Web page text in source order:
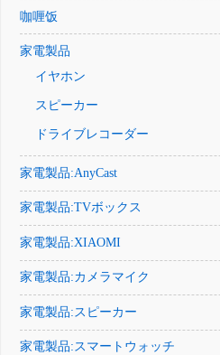
咖喱饭
家電製品
イヤホン
スピーカー
ドライブレコーダー
家電製品:AnyCast
家電製品:TVボックス
家電製品:XIAOMI
家電製品:カメラマイク
家電製品:スピーカー
家電製品:スマートウォッチ